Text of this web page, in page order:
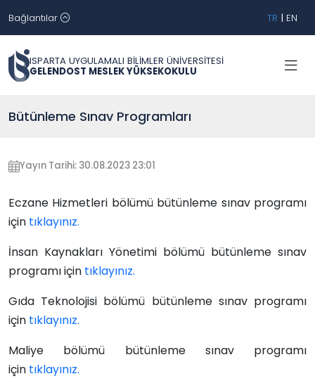
Bağlantılar TR | EN
ISPARTA UYGULAMALI BİLİMLER ÜNİVERSİTESİ
GELENDOST MESLEK YÜKSEKOKULU
Bütünleme Sınav Programları
Yayın Tarihi: 30.08.2023 23:01
Eczane Hizmetleri bölümü bütünleme sınav programı
için tıklayınız.
İnsan Kaynakları Yönetimi bölümü bütünleme sınav
programı için tıklayınız.
Gıda Teknolojisi bölümü bütünlemesınav programı
için tıklayınız.
Maliye bölümü bütünlemesınav programı
için tıklayınız.